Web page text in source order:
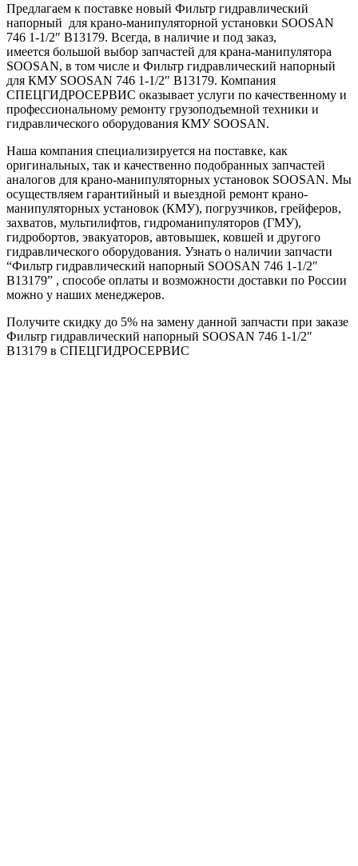
Предлагаем к поставке новый Фильтр гидравлический
напорный для крано-манипуляторной установки SOOSAN
746 1-1/2″ B13179. Всегда, в наличие и под заказ,
имеется большой выбор запчастей для крана-манипулятора
SOOSAN, в том числе и Фильтр гидравлический напорный
для КМУ SOOSAN 746 1-1/2″ B13179. Компания
СПЕЦГИДРОСЕРВИС оказывает услуги по качественному и
профессиональному ремонту грузоподъемной техники и
гидравлического оборудования КМУ SOOSAN.
Наша компания специализируется на поставке, как
оригинальных, так и качественно подобранных запчастей
аналогов для крано-манипуляторных установок SOOSAN. Мы
осуществляем гарантийный и выездной ремонт крано-
манипуляторных установок (КМУ), погрузчиков, грейферов,
захватов, мультилифтов, гидроманипуляторов (ГМУ),
гидробортов, эвакуаторов, автовышек, ковшей и другого
гидравлического оборудования. Узнать о наличии запчасти
“Фильтр гидравлический напорный SOOSAN 746 1-1/2″
B13179” , способе оплаты и возможности доставки по России
можно у наших менеджеров.
Получите скидку до 5% на замену данной запчасти при заказе
Фильтр гидравлический напорный SOOSAN 746 1-1/2″
B13179 в СПЕЦГИДРОСЕРВИС